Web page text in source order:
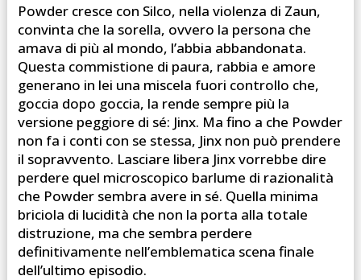
Powder cresce con Silco, nella violenza di Zaun,
convinta che la sorella, ovvero la persona che
amava di più al mondo, l’abbia abbandonata.
Questa commistione di paura, rabbia e amore
generano in lei una miscela fuori controllo che,
goccia dopo goccia, la rende sempre più la
versione peggiore di sé: Jinx. Ma fino a che Powder
non fa i conti con se stessa, Jinx non può prendere
il sopravvento. Lasciare libera Jinx vorrebbe dire
perdere quel microscopico barlume di razionalità
che Powder sembra avere in sé. Quella minima
briciola di lucidità che non la porta alla totale
distruzione, ma che sembra perdere
definitivamente nell’emblematica scena finale
dell’ultimo episodio.